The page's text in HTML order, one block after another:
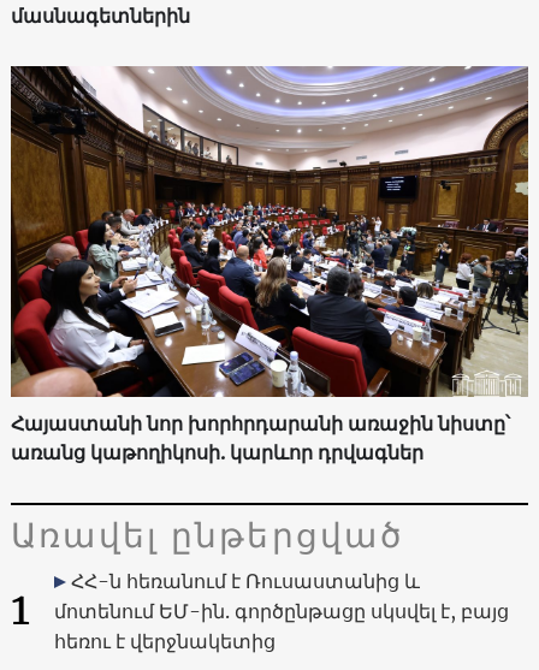
մասնագետներին
Հայաստանի նոր խորհրդարանի առաջին նիստը՝
առանց կաթողիկոսի. կարևոր դրվագներ
Առավել ընթերցված
1
ՀՀ-ն հեռանում է Ռուսաստանից և
մոտենում ԵՄ-ին. գործընթացը սկսվել է, բայց
հեռու է վերջնակետից